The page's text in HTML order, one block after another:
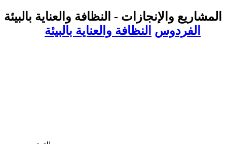
المشاريع والإنجازات - النظافة والعناية بالبيئة
الفردوس النظافة والعناية بالبيئة